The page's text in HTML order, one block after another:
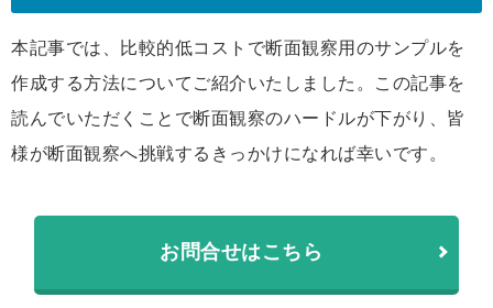
本記事では、比較的低コストで断面観察用のサンプルを
作成する方法についてご紹介いたしました。この記事を
読んでいただくことで断面観察のハードルが下がり、皆
様が断面観察へ挑戦するきっかけになれば幸いです。
お問合せはこちら